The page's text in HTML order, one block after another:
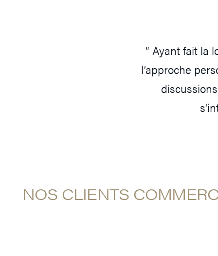
“ Ayant fait la
l’approche
NOS CLIENTS